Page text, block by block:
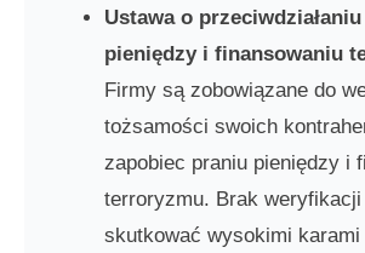
Ustawa o
pieniędzy i finansowaniu
Firmy są zobowiązane do
tożsamości swoich
zapobiec praniu pieniędzy i
terroryzmu. Brak weryfikacji
skutkować wysokimi karami